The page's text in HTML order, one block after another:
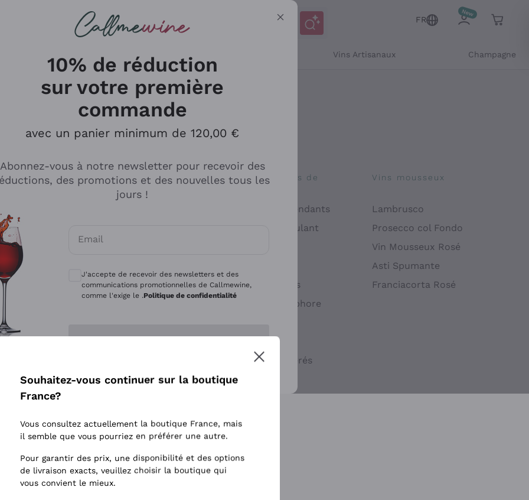
FR
Vins Artisanaux Champagne
Explorer le catalogue
Producteurs
Mascarello Bartolo
Rinaldi Giuseppe
Tenuta San Leonardo
Alessandra Divella
Sedilesu
Ceretto
Les philosophies de
Vignerons Indépendants
Recoltant Manipulant
Levures indigènes
Vins Faits en Amphore
Vins Biologiques
Vins blancs macérés
Vins mousseux
Lambrusco
Prosecco col Fondo
Vin Mousseux Rosé
Asti Spumante
Franciacorta Rosé
10% de réduction
sur votre première
commande
avec un panier minimum de 120,00 €
Abonnez-vous à notre newsletter pour recevoir des
des promotions et des nouvelles tous les
jours !
Email
Consentements optionnels pour recevoir des communications et des offres personnalisées
J'accepte de recevoir des newsletters et des
communications promotionnelles de Callmewine,
comme l'exige le .Politique de confidentialité
Enregistre-moi
plus d'informations, veuillez lire notrePolitique de confidentialité
Souhaitez-vous continuer sur la boutique
France?
Vous consultez actuellement la boutique France, mais
il semble que vous pourriez en préférer une autre.
Pour garantir des prix, une disponibilité et des options
de livraison exacts, veuillez choisir la boutique qui
vous convient le mieux.